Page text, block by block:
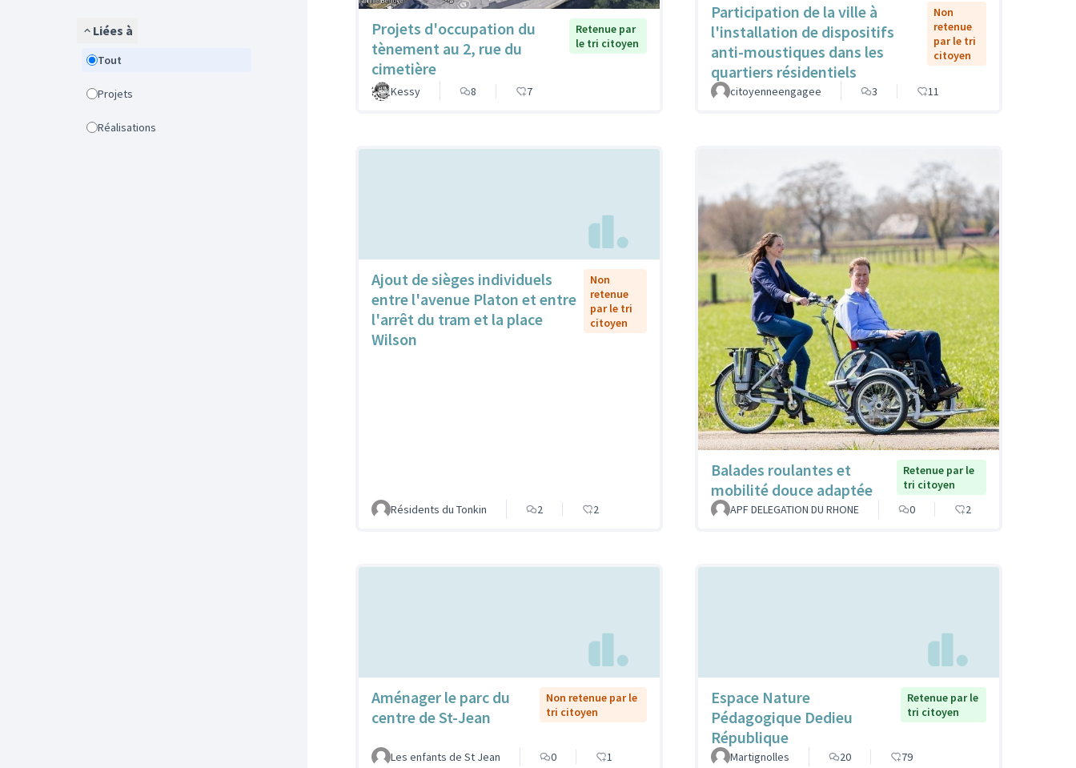
Liées à
Tout
Projets
Réalisations
Projets d'occupation du
tènement au 2, rue du
cimetière
Retenue par
le tri citoyen
Kessy 8 7
Participation de la ville à
l'installation de dispositifs
anti-moustiques dans les
quartiers résidentiels
Non
retenue
par le tri
citoyen
citoyenneengagee 3 11
Ajout de sièges individuels
entre l'avenue Platon et entre
l'arrêt du tram et la place
Wilson
Non
retenue
par le tri
citoyen
Résidents du Tonkin 2 2
Balades roulantes et
mobilité douce adaptée
Retenue par le
tri citoyen
APF DELEGATION DU RHONE
0 2
Aménager le parc du
centre de St-Jean
Non retenue par le
tri citoyen
Les enfants de St Jean 0 1
Espace Nature
Pédagogique Dedieu
République
Retenue par le
tri citoyen
Martignolles 20 79